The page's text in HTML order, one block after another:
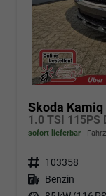
Skoda Kamiq
sofort lieferbar
Fahrzeugnr. 103358
Kraftstoff Benzin